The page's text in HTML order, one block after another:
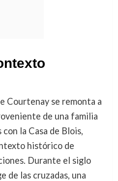
Courtenay se remonta a
de una familia
la Casa de Blois,
histórico de
Durante el siglo
de las cruzadas, una